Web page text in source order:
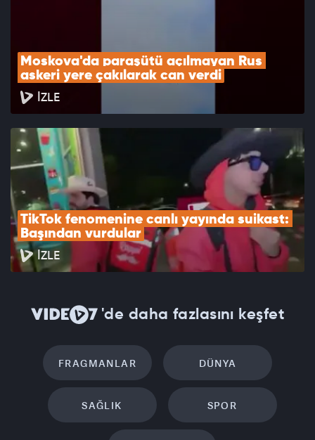
Moskova'da paraşütü açılmayan Rus
askeri yere çakılarak can verdi
İZLE
TikTok fenomenine canlı yayında suikast:
Başından vurdular
İZLE
'de daha fazlasını keşfet
FRAGMANLAR DÜNYA
SAĞLIK SPOR